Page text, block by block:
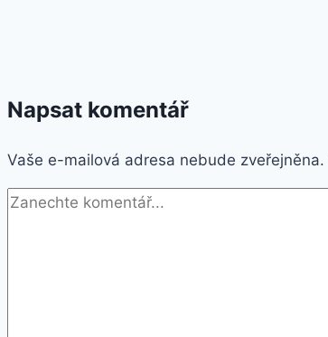
Napsat komentář
Vaše e-mailová adresa nebude zveřejněna.